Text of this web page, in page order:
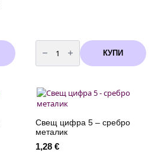
количество
за
цифра
сребро
металик
КУПИ
Свещ цифра 5 – сребро
металик
1,28 €